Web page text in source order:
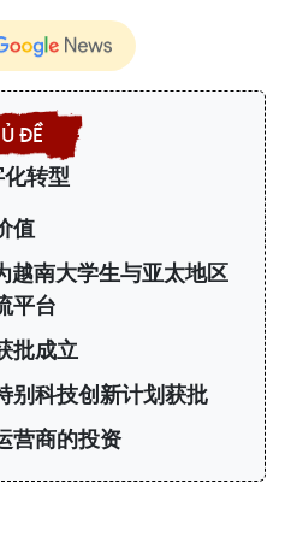
转型
值
越南大学生与亚太地区
平台
批成立
别科技创新计划获批
营商的投资